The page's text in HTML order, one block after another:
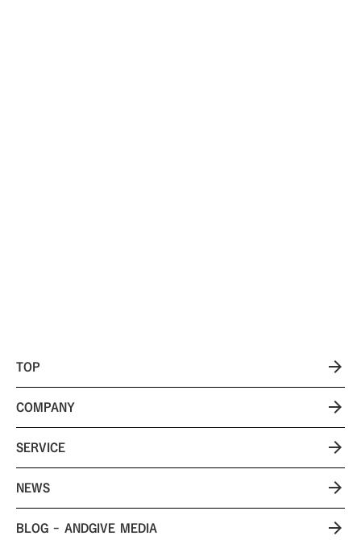
TOP arrow_forward
COMPANY arrow_forward
SERVICE arrow_forward
NEWS arrow_forward
BLOG - ANDGIVE MEDIA arrow_forward